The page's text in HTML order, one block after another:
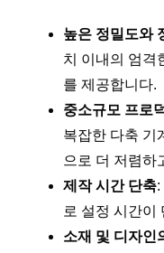
높은 정밀도와
치 이내의 엄격
를 제공합니다.
중소규모 프로
복잡한 다축 기
으로 더 저렴하
제작 시간 단축:
로 설정 시간이
소재 및 디자인